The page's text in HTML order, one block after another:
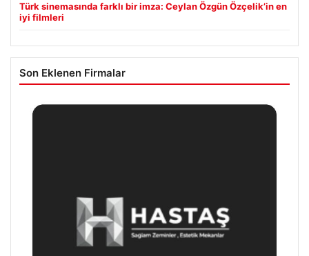
Türk sinemasında farklı bir imza: Ceylan Özgün Özçelik’in en
iyi filmleri
Son Eklenen Firmalar